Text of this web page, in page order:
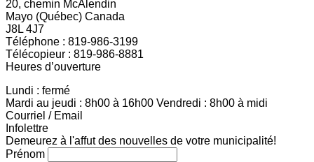
20, chemin McAlendin
Mayo (Québec) Canada
J8L 4J7
Téléphone : 819-986-3199
Télécopieur : 819-986-8881
Heures d’ouverture
Lundi : fermé
Mardi au jeudi : 8h00 à 16h00 Vendredi : 8h00 à midi
Courriel / Email
Infolettre
Demeurez à l'affut des nouvelles de votre municipalité!
Prénom